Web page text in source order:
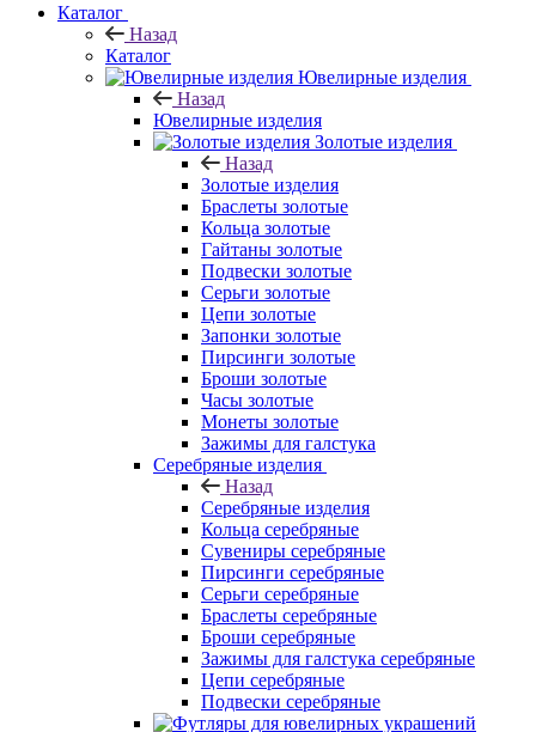
Каталог
Назад
Каталог
Ювелирные изделия
Назад
Ювелирные изделия
Золотые изделия
Назад
Золотые изделия
Браслеты золотые
Кольца золотые
Гайтаны золотые
Подвески золотые
Серьги золотые
Цепи золотые
Запонки золотые
Пирсинги золотые
Броши золотые
Часы золотые
Монеты золотые
Зажимы для галстука
Серебряные изделия
Назад
Серебряные изделия
Кольца серебряные
Сувениры серебряные
Пирсинги серебряные
Серьги серебряные
Браслеты серебряные
Броши серебряные
Зажимы для галстука серебряные
Цепи серебряные
Подвески серебряные